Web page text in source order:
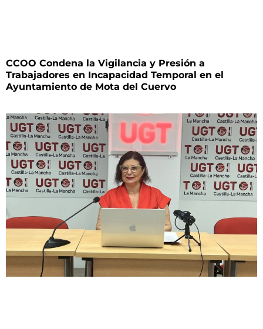
CCOO Condena la Vigilancia y Presión a
Trabajadores en Incapacidad Temporal en el
Ayuntamiento de Mota del Cuervo